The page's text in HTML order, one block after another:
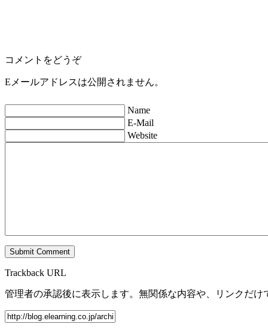
コメントをどうぞ
Eメールアドレスは公開されません。
Name
E-Mail
Website
Trackback URL
管理者の承認後に表示します。無関係な内容や、リンクだ